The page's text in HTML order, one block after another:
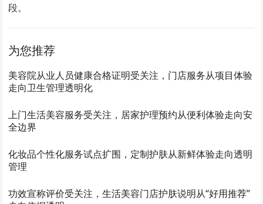
段。
为您推荐
美容院从业人员健康合格证明受关注，门店服务从项目体验
走向卫生管理透明化
上门生活美容服务受关注，居家护理预约从便利体验走向安
全边界
化妆品个性化服务试点扩围，定制护肤从新鲜体验走向透明
管理
功效宣称评价受关注，生活美容门店护肤说明从“好用推荐”